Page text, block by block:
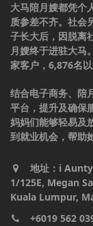
大马陪月嫂都凭个
质参差不齐。社会
子长大后，因脱离
月嫂终于进驻大马
家客户，6,876名
结合电子商务、陪
平台，提升及确保
妈妈们能够轻易及
到就业机会，帮助
地址：i
1/125E, Megan
Kuala Lumpur,
+6019 562